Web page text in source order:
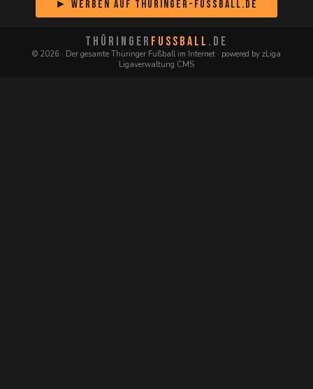
► Werben auf Thüringer-Fussball.de
THÜRINGER FUSSBALL .DE
© 2026 · Der gesamte Thüringer Fußball im Internet · powered by zLiga
Ligaverwaltung CMS